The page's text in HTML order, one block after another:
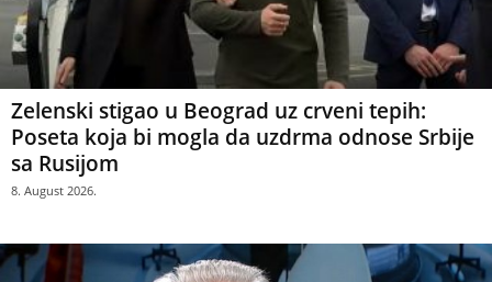
Zelenski stigao u Beograd uz crveni tepih:
Poseta koja bi mogla da uzdrma odnose Srbije
sa Rusijom
8. August 2026.